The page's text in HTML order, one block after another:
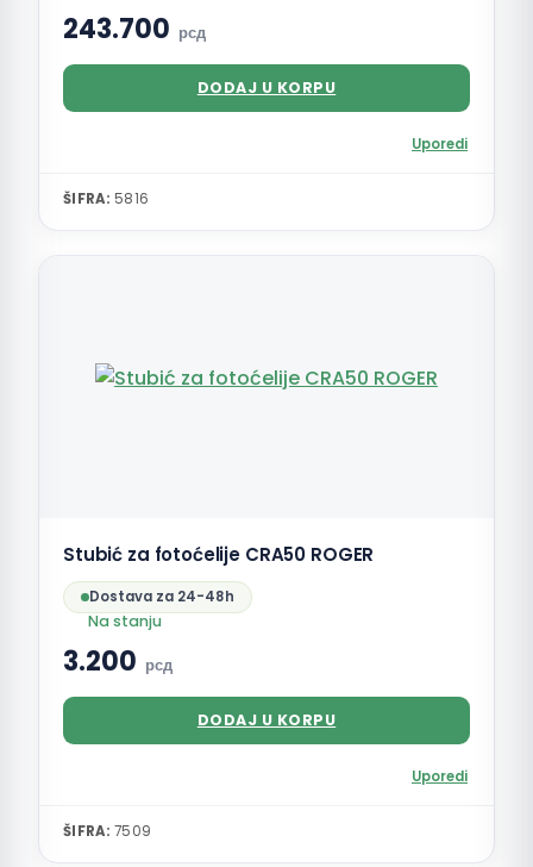
243.700 рсд
DODAJ U KORPU
Uporedi
ŠIFRA: 5816
Stubić za fotoćelije CRA50 ROGER
Dostava za 24-48h
Na stanju
3.200 рсд
DODAJ U KORPU
Uporedi
ŠIFRA: 7509